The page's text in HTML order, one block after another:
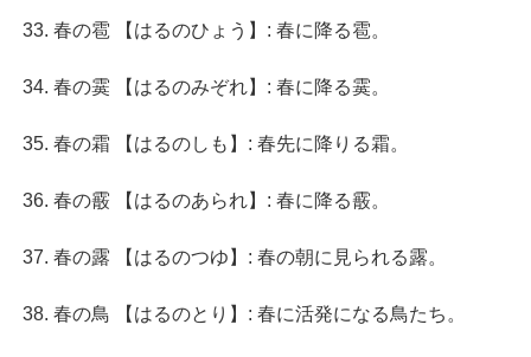
春の雹 【はるのひょう】: 春に降る雹。
春の霙 【はるのみぞれ】: 春に降る霙。
春の霜 【はるのしも】: 春先に降りる霜。
春の霰 【はるのあられ】: 春に降る霰。
春の露 【はるのつゆ】: 春の朝に見られる露。
春の鳥 【はるのとり】: 春に活発になる鳥たち。